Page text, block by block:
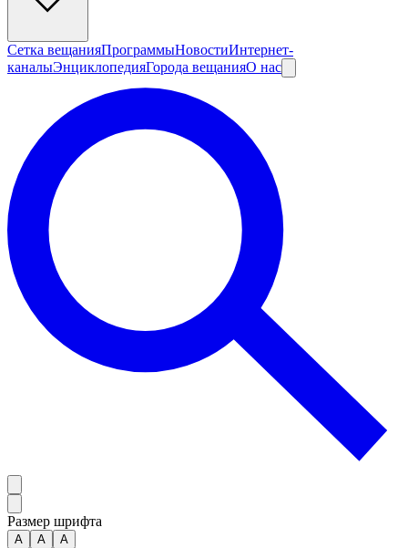
Сетка вещанияПрограммыНовостиИнтернет-
каналыЭнциклопедияГорода вещанияО нас
Размер шрифта
А A A